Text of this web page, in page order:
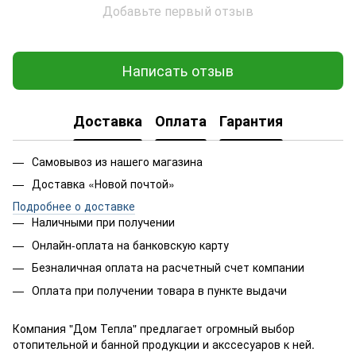
Добавьте первый отзыв
Написать отзыв
Доставка Оплата Гарантия
Самовывоз из нашего магазина
Доставка «Новой почтой»
Подробнее о доставке
Наличными при получении
Онлайн-оплата на банковскую карту
Безналичная оплата на расчетный счет компании
Оплата при получении товара в пункте выдачи
Компания "Дом Тепла" предлагает огромный выбор
отопительной и банной продукции и акссесуаров к ней.